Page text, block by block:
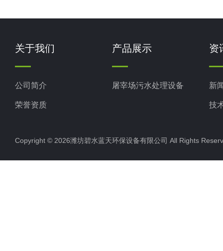
关于我们
公司简介
荣誉资质
产品展示
屠宰场污水处理设备
资
新
技
Copyright © 2026潍坊碧水蓝天环保设备有限公司 All Rights